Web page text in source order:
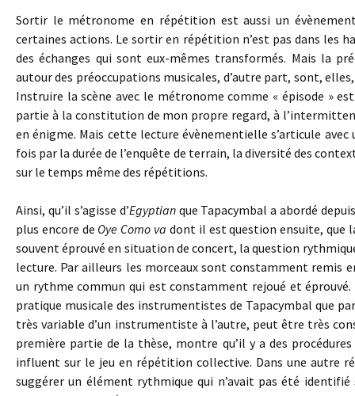
Sortir le métronome en répétition est aussi un
certaines actions. Le sortir en répétition n’est pas dans les
des échanges qui sont eux-mêmes transformés. Mais la
autour des préoccupations musicales, d’autre part, sont,
Instruire la scène avec le métronome comme « épisode »
partie à la constitution de mon propre regard, à
en énigme. Mais cette lecture évènementielle s’articule
fois par la durée de l’enquête de terrain, la diversité des
sur le temps même des répétitions.
Ainsi, qu’il s’agisse d’Egyptianque Tapacymbal a abordé
plus encore de Oye Como va dont il est question ensuite, que
souvent éprouvé en situation de concert, la question
lecture. Par ailleurs les morceaux sont constamment remis
un rythme commun qui est constamment rejoué et
pratique musicale des instrumentistes de Tapacymbal que
très variable d’un instrumentiste à l’autre, peut être très
première partie de la thèse, montre qu’il y a des
influent sur le jeu en répétition collective. Dans une autre
suggérer un élément rythmique qui n’avait pas été